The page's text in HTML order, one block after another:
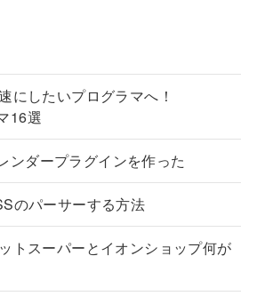
にしたいプログラマへ！
16選
ンダープラグインを作った
のパーサーする方法
トスーパーとイオンショップ何が